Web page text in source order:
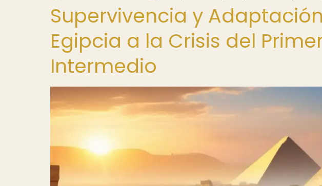
Supervivencia y
Egipcia a la Crisis del
Intermedio